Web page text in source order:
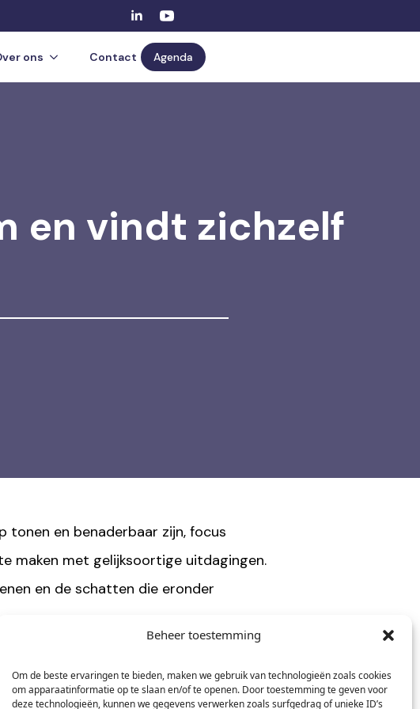
Beheer toestemming
Om de beste ervaringen te bieden, maken we gebruik van technologieën zoals cookies
om apparaatinformatie op te slaan en/of te openen. Door toestemming te geven voor
deze technologieën, kunnen we gegevens verwerken zoals surfgedrag of unieke ID’s
ons Contact Agenda
en vindt zichzelf
tonen en benaderbaar zijn, focus
maken met gelijksoortige uitdagingen.
en de schatten die eronder
Hij is directeur van DTL
BV. De afgelopen jaren heeft hij